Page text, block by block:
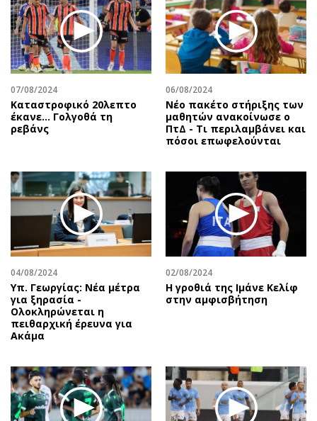
07/08/2024
Καταστροφικό 20λεπτο
έκανε… Γολγοθά τη
ρεβάνς
06/08/2024
Νέο πακέτο στήριξης των
μαθητών ανακοίνωσε ο
ΠτΔ - Τι περιλαμβάνει και
πόσοι επωφελούνται
04/08/2024
Υπ. Γεωργίας: Νέα μέτρα
για ξηρασία -
Ολοκληρώνεται η
πειθαρχική έρευνα για
Ακάμα
02/08/2024
Η γροθιά της Ιμάνε Κελίφ
στην αμφισβήτηση